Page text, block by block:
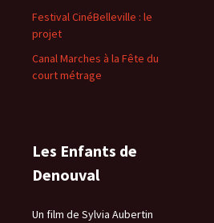
Festival CinéBelleville : le
projet
Canal Marches à la Fête du
court métrage
Les Enfants de
Denouval
Un film de Sylvia Aubertin